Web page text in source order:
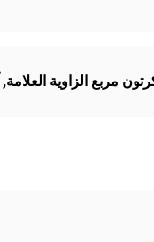
مربع الزاوية العلامة,